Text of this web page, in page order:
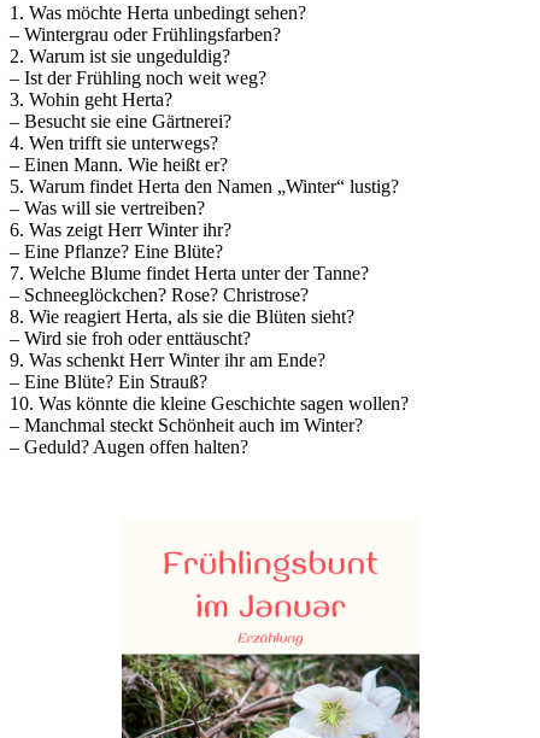
1. Was möchte Herta unbedingt sehen?
– Wintergrau oder Frühlingsfarben?
2. Warum ist sie ungeduldig?
– Ist der Frühling noch weit weg?
3. Wohin geht Herta?
– Besucht sie eine Gärtnerei?
4. Wen trifft sie unterwegs?
– Einen Mann. Wie heißt er?
5. Warum findet Herta den Namen „Winter“ lustig?
– Was will sie vertreiben?
6. Was zeigt Herr Winter ihr?
– Eine Pflanze? Eine Blüte?
7. Welche Blume findet Herta unter der Tanne?
– Schneeglöckchen? Rose? Christrose?
8. Wie reagiert Herta, als sie die Blüten sieht?
– Wird sie froh oder enttäuscht?
9. Was schenkt Herr Winter ihr am Ende?
– Eine Blüte? Ein Strauß?
10. Was könnte die kleine Geschichte sagen wollen?
– Manchmal steckt Schönheit auch im Winter?
– Geduld? Augen offen halten?